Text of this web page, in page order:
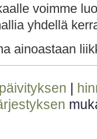
voimme
yhdellä
ainoastaan
päivityksen |